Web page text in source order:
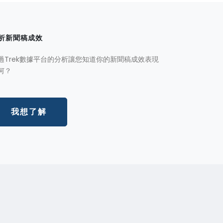
新聞稿成效
Trek數據平台的分析讓您知道你的新聞稿成效表現
？
我想了解